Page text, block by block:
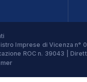
Imprese di Vicenza n°
ROC n. 39043 |